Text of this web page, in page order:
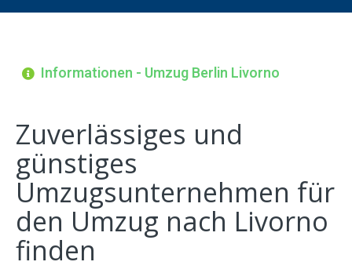
Informationen - Umzug Berlin Livorno
Zuverlässiges und
günstiges
Umzugsunternehmen für
den Umzug nach Livorno
finden